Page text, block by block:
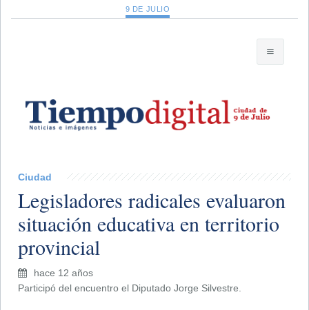
9 DE JULIO
Ciudad
Legisladores radicales evaluaron
situación educativa en territorio
provincial
hace 12 años
Participó del encuentro el Diputado Jorge Silvestre.